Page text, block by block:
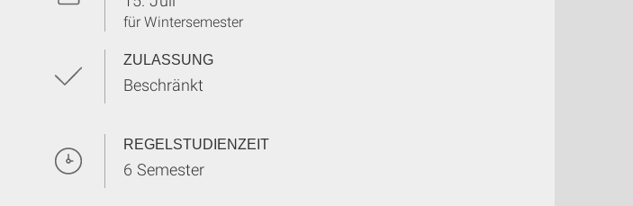
für Wintersemester
ZULASSUNG
Beschränkt
REGELSTUDIENZEIT
6 Semester